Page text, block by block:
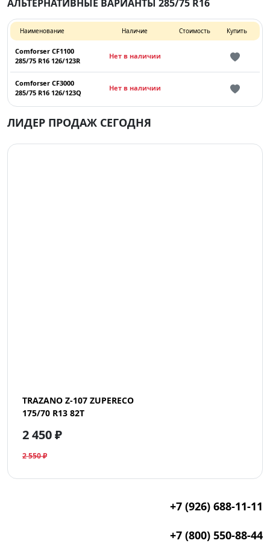
АЛЬТЕРНАТИВНЫЕ ВАРИАНТЫ 285/75 R16
Наименование Наличие Стоимость Купить
Comforser CF1100
285/75 R16 126/123R
Нет в наличии
Comforser CF3000
285/75 R16 126/123Q
Нет в наличии
ЛИДЕР ПРОДАЖ СЕГОДНЯ
TRAZANO Z-107 ZUPERECO
175/70 R13 82T
2 450 ₽
2 550 ₽
+7 (926) 688-11-11
+7 (800) 550-88-44